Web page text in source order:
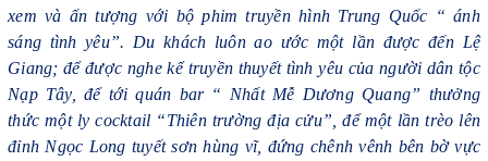
xem và ấn tượng với bộ phim truyền hình Trung Quốc “ ánh
sáng tình yêu”. Du khách luôn ao ước một lần được đến Lệ
Giang; để được nghe kể truyền thuyết tình yêu của người dân tộc
Nạp Tây, để tới quán bar “ Nhất Mễ Dương Quang” thưởng
thức một ly cocktail “Thiên trường địa cửu”, để một lần trèo lên
đỉnh Ngọc Long tuyết sơn hùng vĩ, đứng chênh vênh bên bờ vực